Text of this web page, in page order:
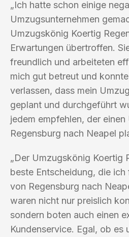
„Ich hatte schon einige
Umzugsunternehmen
Umzugskönig Koertig
Erwartungen übertroffen.
freundlich und arbeiteten
mich gut betreut und
verlassen, dass mein
geplant und durchgeführt
jedem empfehlen, der
Regensburg nach Neapel
„Der Umzugskönig Koertig
beste Entscheidung, die
von Regensburg nach
waren nicht nur preislich
sondern boten auch einen
Kundenservice. Egal, ob es